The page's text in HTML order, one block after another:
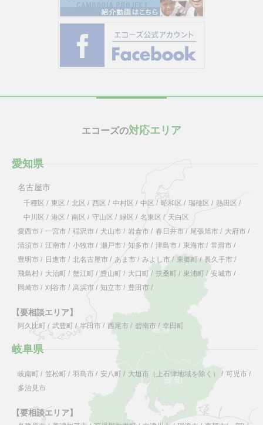
エコーズの対応エリア
愛知県
名古屋市
千種区 / 東区 / 北区 / 西区 / 中村区 / 中区 / 昭和区 / 瑞穂区 / 熱田区 /
中川区 / 港区 / 南区 / 守山区 / 緑区 / 名東区 / 天白区
愛西市 / 一宮市 / 稲沢市 / 犬山市 / 岩倉市 / 春日井市 / 尾張旭市 / 大府市 /
清須市 / 江南市 / 小牧市 / 瀬戸市 / 知多市 / 津島市 / 東海市 / 常滑市 /
豊明市 / 日進市 / 北名古屋市 / あま市 / みよし市/ 東郷町 / 長久手市 /
飛島村 / 大治町 / 蟹江町 / 豊山町 / 大口町 / 扶桑町 / 東浦町 / 安城市 /
岡崎市 / 刈谷市 / 高浜市 / 知立市 / 豊田市 /
【要相談エリア】
阿久比町 / 武豊町 / 半田市 / 西尾市 / 碧南市 / 幸田町
岐阜県
岐南町 / 笠松町 / 羽島市 / 安八町 / 大垣市（上石津地域を除く） / 可児市 /
多治見市
【要相談エリア】